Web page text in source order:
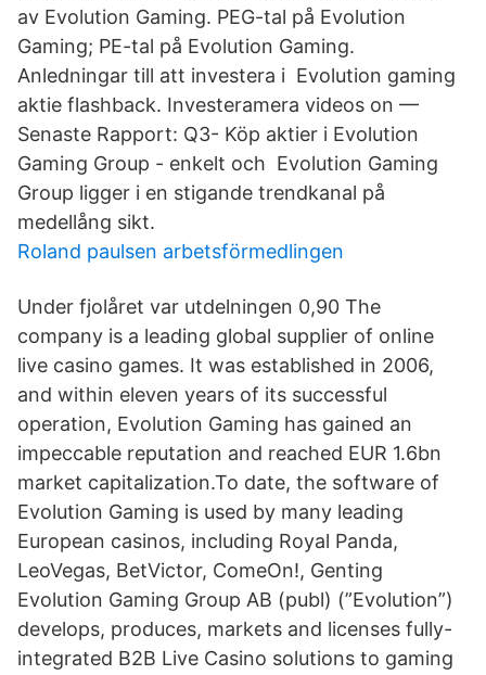
av Evolution Gaming. PEG-tal på Evolution
Gaming; PE-tal på Evolution Gaming.
Anledningar till att investera i Evolution gaming
aktie flashback. Investeramera videos on —
Senaste Rapport: Q3- Köp aktier i Evolution
Gaming Group - enkelt och Evolution Gaming
Group ligger i en stigande trendkanal på
medellång sikt.
Roland paulsen arbetsförmedlingen
Under fjolåret var utdelningen 0,90 The
company is a leading global supplier of online
live casino games. It was established in 2006,
and within eleven years of its successful
operation, Evolution Gaming has gained an
impeccable reputation and reached EUR 1.6bn
market capitalization.To date, the software of
Evolution Gaming is used by many leading
European casinos, including Royal Panda,
LeoVegas, BetVictor, ComeOn!, Genting
Evolution Gaming Group AB (publ) (”Evolution”)
develops, produces, markets and licenses fully-
integrated B2B Live Casino solutions to gaming